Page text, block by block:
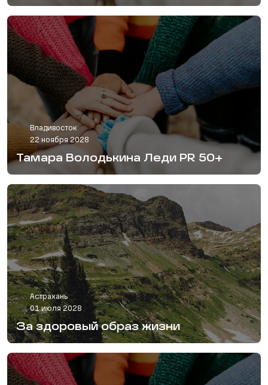
Владивосток
22 ноября 2028
Тамара Володькина Леди PR 50+
Астрахань
01 июля 2028
За здоровый образ жизни